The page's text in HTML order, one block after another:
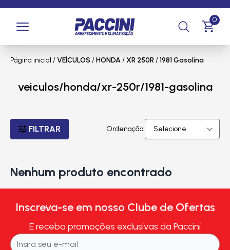
0
Página inicial /VEÍCULOS /HONDA/XR 250R/1981 Gasolina
veiculos/honda/xr-250r/1981-gasolina
FILTRAR Ordenação:
Nenhum produto encontrado
Inscreva-se em nosso Clube de Ofertas
E receba promoções exclusivas da Paccini